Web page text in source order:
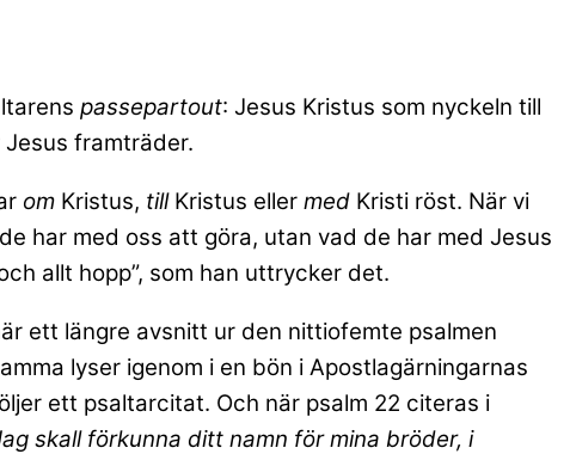
passepartout: Jesus Kristus som nyckeln till
framträder.
om Kristus, tillKristus eller med Kristi röst. När vi
har med oss att göra, utan vad de har med Jesus
allt hopp”, som han uttrycker det.
ett längre avsnitt ur den nittiofemte psalmen
lyser igenom i en bön i Apostlagärningarnas
ett psaltarcitat. Och när psalm 22 citeras i
skall förkunna ditt namn för mina bröder, i